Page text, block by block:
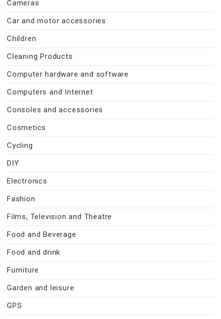
Cameras
Car and motor accessories
Children
Cleaning Products
Computer hardware and software
Computers and Internet
Consoles and accessories
Cosmetics
Cycling
DIY
Electronics
Fashion
Films, Television and Theatre
Food and Beverage
Food and drink
Furniture
Garden and leisure
GPS